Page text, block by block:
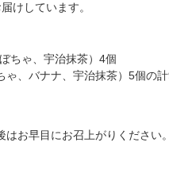
けしています。
ちゃ、宇治抹茶）4個
、バナナ、宇治抹茶）5個の
お早目にお召上がりください。